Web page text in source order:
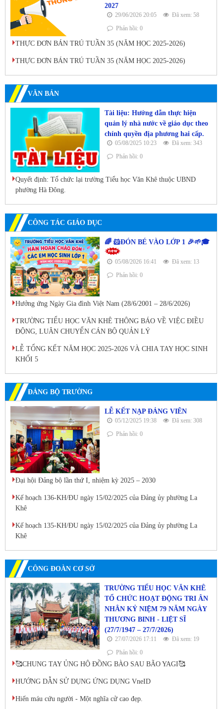
2027
29/06/2026 20:05
Đã xem: 58
Phản hồi: 0
THỰC ĐƠN BÁN TRÚ TUẦN 35 (NĂM HỌC 2025-2026)
THỰC ĐƠN BÁN TRÚ TUẦN 35 (NĂM HỌC 2025-2026)
VĂN BẢN
Tài liệu: Hướng dẫn thực hiện
quản lý nhà nước về giáo dục theo
chính quyền địa phương hai cấp.
05/08/2025 10:23
Đã xem: 343
Phản hồi: 0
Quyết định: Tổ chức lại trường Tiểu học Văn Khê thuộc UBND
phường Hà Đông.
CÔNG TÁC GIÁO DỤC
🌈 🐹ĐÓN BÉ VÀO LỚP 1 🎉🌱🎓
05/08/2026 16:41
Đã xem: 13
Phản hồi: 0
Hưởng ứng Ngày Gia đình Việt Nam (28/6/2001 – 28/6/2026)
TRƯỜNG TIỂU HỌC VĂN KHÊ THÔNG BÁO VỀ VIỆC ĐIỀU
ĐỘNG, LUÂN CHUYỂN CÁN BỘ QUẢN LÝ
LỄ TỔNG KẾT NĂM HỌC 2025-2026 VÀ CHIA TAY HỌC SINH
KHỐI 5
ĐẢNG BỘ TRƯỜNG
LỄ KẾT NẠP ĐẢNG VIÊN
05/12/2025 19:38
Đã xem: 308
Phản hồi: 0
Đại hội Đảng bộ lần thứ I, nhiệm kỳ 2025 – 2030
Kế hoạch 136-KH/ĐU ngày 15/02/2025 của Đảng ủy phường La
Khê
Kế hoạch 135-KH/ĐU ngày 15/02/2025 của Đảng ủy phường La
Khê
CÔNG ĐOÀN CƠ SỞ
TRƯỜNG TIỂU HỌC VĂN KHÊ
TỔ CHỨC HOẠT ĐỘNG TRI ÂN
NHÂN KỶ NIỆM 79 NĂM NGÀY
THƯƠNG BINH - LIỆT SĨ
(27/7/1947 – 27/7/2026)
27/07/2026 17:11
Đã xem: 19
Phản hồi: 0
🥰CHUNG TAY ỦNG HỘ ĐỒNG BÀO SAU BÃO YAGI🥰
HƯỚNG DẪN SỬ DỤNG ỨNG DỤNG VneID
Hiến máu cứu người - Một nghĩa cử cao đẹp.